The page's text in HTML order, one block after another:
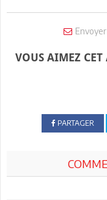
VOUS AIMEZ CET
PARTAGER